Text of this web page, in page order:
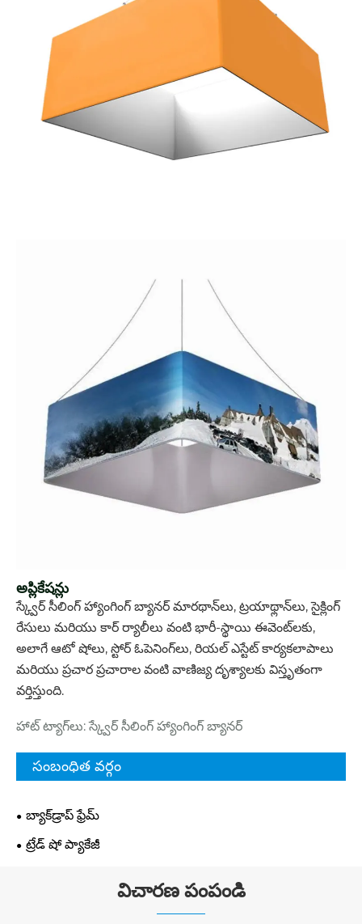
అప్లికేషన్లు
స్క్వేర్ సీలింగ్ హ్యాంగింగ్ బ్యానర్ మారథాన్‌లు, ట్రయాథ్లాన్‌లు, సైక్లింగ్
రేసులు మరియు కార్ ర్యాలీలు వంటి భారీ-స్థాయి ఈవెంట్‌లకు,
అలాగే ఆటో షోలు, స్టోర్ ఓపెనింగ్‌లు, రియల్ ఎస్టేట్ కార్యకలాపాలు
మరియు ప్రచార ప్రచారాల వంటి వాణిజ్య దృశ్యాలకు విస్తృతంగా
వర్తిస్తుంది.
హాట్ ట్యాగ్‌లు: స్క్వేర్ సీలింగ్ హ్యాంగింగ్ బ్యానర్
సంబంధిత వర్గం
బ్యాక్‌డ్రాప్ ఫ్రేమ్
ట్రేడ్ షో ప్యాకేజీ
విచారణ పంపండి